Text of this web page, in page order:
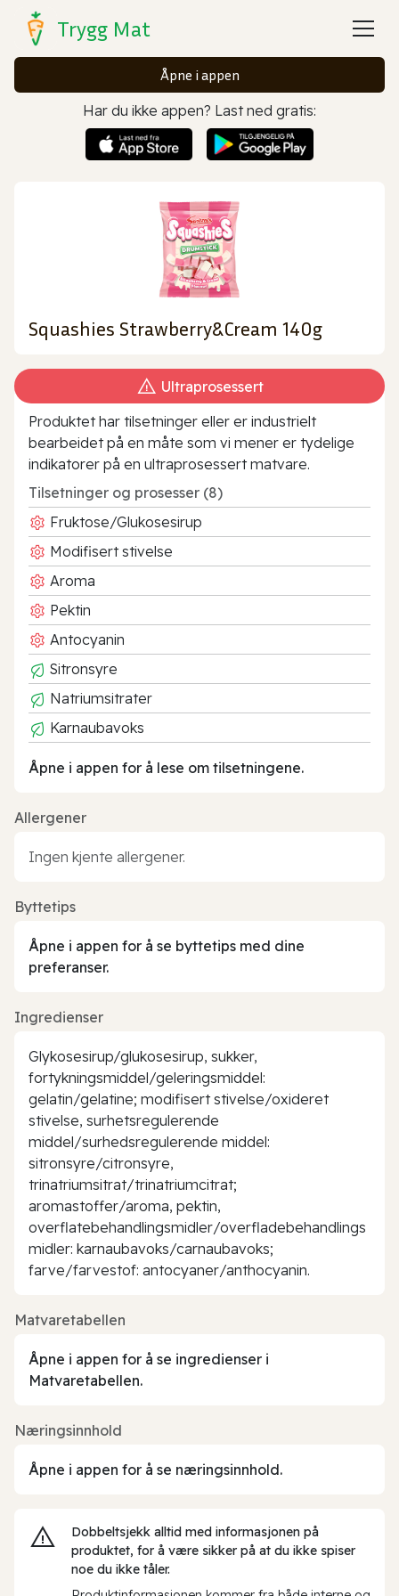
Trygg Mat
Åpne i appen
Har du ikke appen? Last ned gratis:
Squashies Strawberry&Cream 140g
Ultraprosessert
Produktet har tilsetninger eller er industrielt
bearbeidet på en måte som vi mener er tydelige
indikatorer på en ultraprosessert matvare.
Tilsetninger og prosesser (8)
Fruktose/Glukosesirup
Modifisert stivelse
Aroma
Pektin
Antocyanin
Sitronsyre
Natriumsitrater
Karnaubavoks
Åpne i appen for å lese om tilsetningene.
Allergener
Ingen kjente allergener.
Byttetips
Åpne i appen for å se byttetips med dine
preferanser.
Ingredienser
Glykosesirup/glukosesirup, sukker,
fortykningsmiddel/geleringsmiddel:
gelatin/gelatine; modifisert stivelse/oxideret
stivelse, surhetsregulerende
middel/surhedsregulerende middel:
sitronsyre/citronsyre,
trinatriumsitrat/trinatriumcitrat;
aromastoffer/aroma, pektin,
overflatebehandlingsmidler/overfladebehandlings
midler: karnaubavoks/carnaubavoks;
farve/farvestof: antocyaner/anthocyanin.
Matvaretabellen
Åpne i appen for å se ingredienser i
Matvaretabellen.
Næringsinnhold
Åpne i appen for å se næringsinnhold.
Dobbeltsjekk alltid med informasjonen på
produktet, for å være sikker på at du ikke spiser
noe du ikke tåler.